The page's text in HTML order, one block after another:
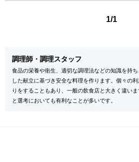
1/1
調理師・調理スタッフ
食品の栄養や衛生、適切な調理法などの知識を持
した献立に基づき安全な料理を作ります。個々の
りをすることもあり、一般の飲食店と大きく違い
と選考においても有利なことが多いです。